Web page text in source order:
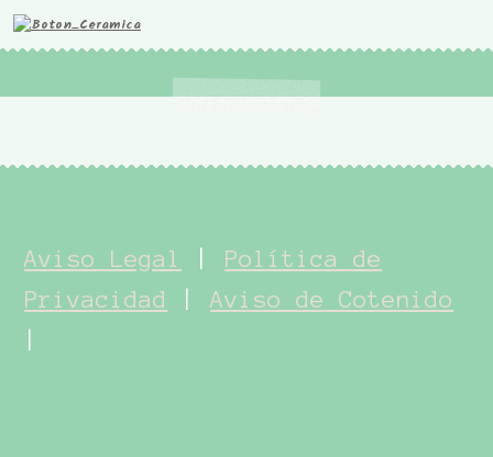
Aviso Legal
Política de
Privacidad
|Aviso de Cotenido